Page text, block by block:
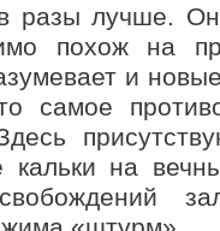
разы лучше.
похож на
и
самое
кальки на